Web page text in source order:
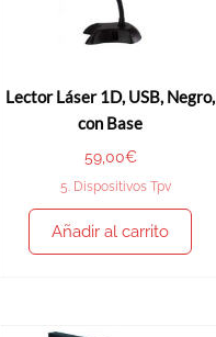
Lector Láser 1D, USB, Negro,
con Base
59,00€
5. Dispositivos Tpv
Añadir al carrito